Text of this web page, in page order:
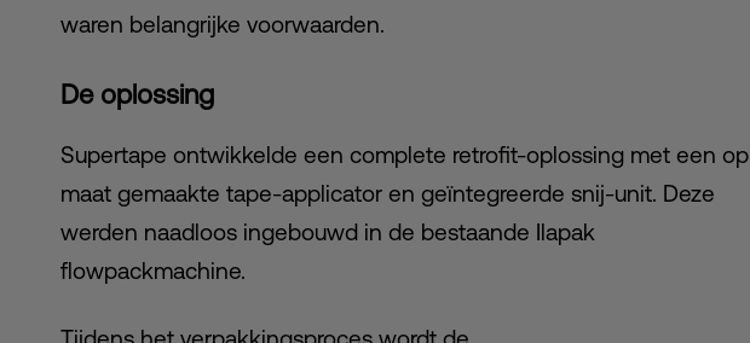
waren belangrijke voorwaarden.
De oplossing
Supertape ontwikkelde een complete retrofit-oplossing met een op
maat gemaakte tape-applicator en geïntegreerde snij-unit. Deze
werden naadloos ingebouwd in de bestaande Ilapak
flowpackmachine.